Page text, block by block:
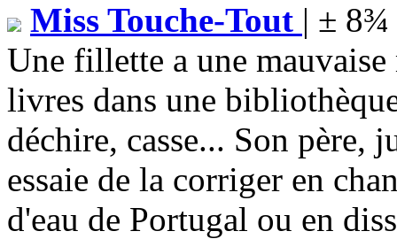
Miss Touche-Tout | ± 8¾
Une fillette a une
livres dans une
déchire, casse... Son père,
essaie de la corriger en
d'eau de Portugal ou en